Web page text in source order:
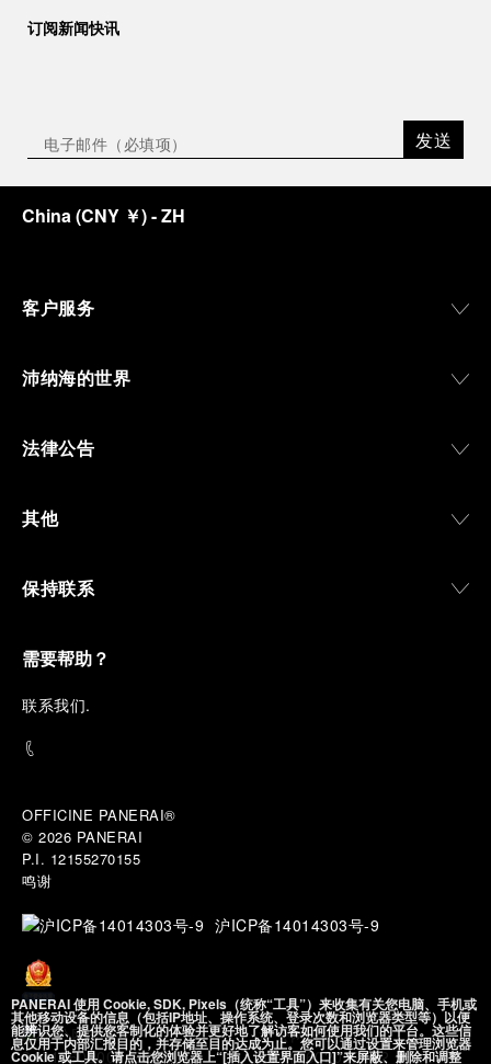
订阅新闻快讯
发送
China(CNY ￥)- ZH
客户服务
沛纳海的世界
法律公告
其他
保持联系
需要帮助？
联系我们.
OFFICINE PANERAI®
© 2026 PANERAI
P.I. 12155270155
鸣谢
沪ICP备14014303号-9
沪公网安备
31010602002492 号
PANERAI 使用 Cookie, SDK, Pixels（统称“工具”）来收集有关您电脑、手机或
其他移动设备的信息（包括IP地址、操作系统、登录次数和浏览器类型等）以便
能辨识您、提供您客制化的体验并更好地了解访客如何使用我们的平台。这些信
息仅用于内部汇报目的，并存储至目的达成为止。您可以通过设置来管理浏览器
Cookie 或工具。请点击您浏览器上“[插入设置界面入口]”来屏蔽、删除和调整